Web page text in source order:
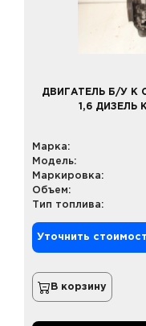
ДВИГАТЕЛЬ Б/У К
1,6 ДИЗЕЛЬ
Марка:
Модель:
Маркировка:
Объем:
Тип топлива:
Уточнить
В корзину